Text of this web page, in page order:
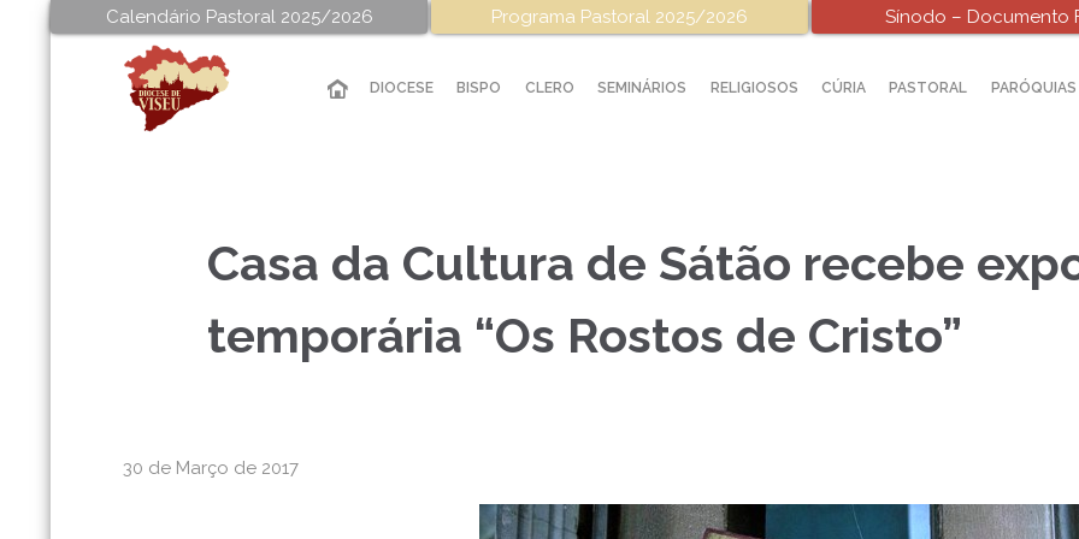
Calendário Pastoral 2025/2026 Programa Pastoral 2025/2026 Sínodo – Documento
DIOCESE BISPO CLERO SEMINÁRIOS RELIGIOSOS CÚRIA PASTORAL PARÓQUIAS
Casa da Cultura de Sátão recebe
temporária “Os Rostos de Cristo”
30 de Março de 2017